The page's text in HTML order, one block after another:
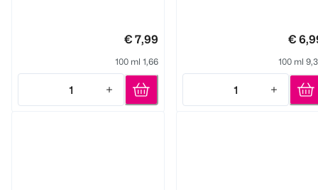
€ 7,99
100 ml 1,66
1
Quantity: 1
€
100 ml
1
Quantity: 1